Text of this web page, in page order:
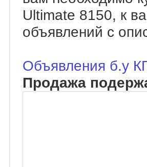
Ultimate 8150, к
объявлений с
Объявления б.у
Продажа